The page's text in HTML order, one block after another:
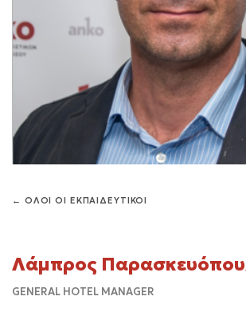
← ΟΛΟΙ ΟΙ ΕΚΠΑΙΔΕΥΤΙΚΟΙ
Λάμπρος
GENERAL HOTEL MANAGER